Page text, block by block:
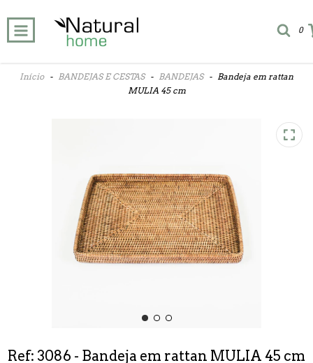
0
Início - BANDEJAS E CESTAS - BANDEJAS - Bandeja em rattan
MULIA 45 cm
Ref: 3086 - Bandeja em rattan MULIA 45 cm